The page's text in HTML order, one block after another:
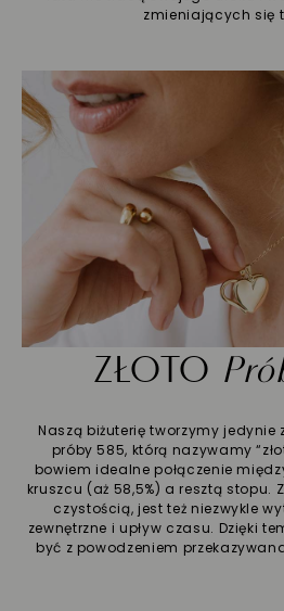
zmieniających się
ZŁOTO
Naszą biżuterię tworzymy jedynie
próby 585, którą nazywamy
bowiem idealne połączenie
kruszcu (aż 58,5%) a resztą stopu.
czystością, jest też niezwykle
zewnętrzne i upływ czasu. Dzięki
być z powodzeniem